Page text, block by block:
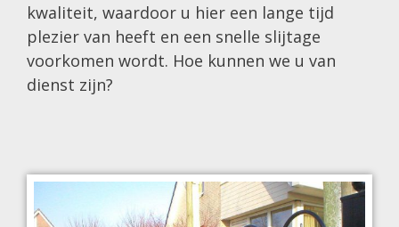
kwaliteit, waardoor u hier een lange tijd
plezier van heeft en een snelle slijtage
voorkomen wordt. Hoe kunnen we u van
dienst zijn?